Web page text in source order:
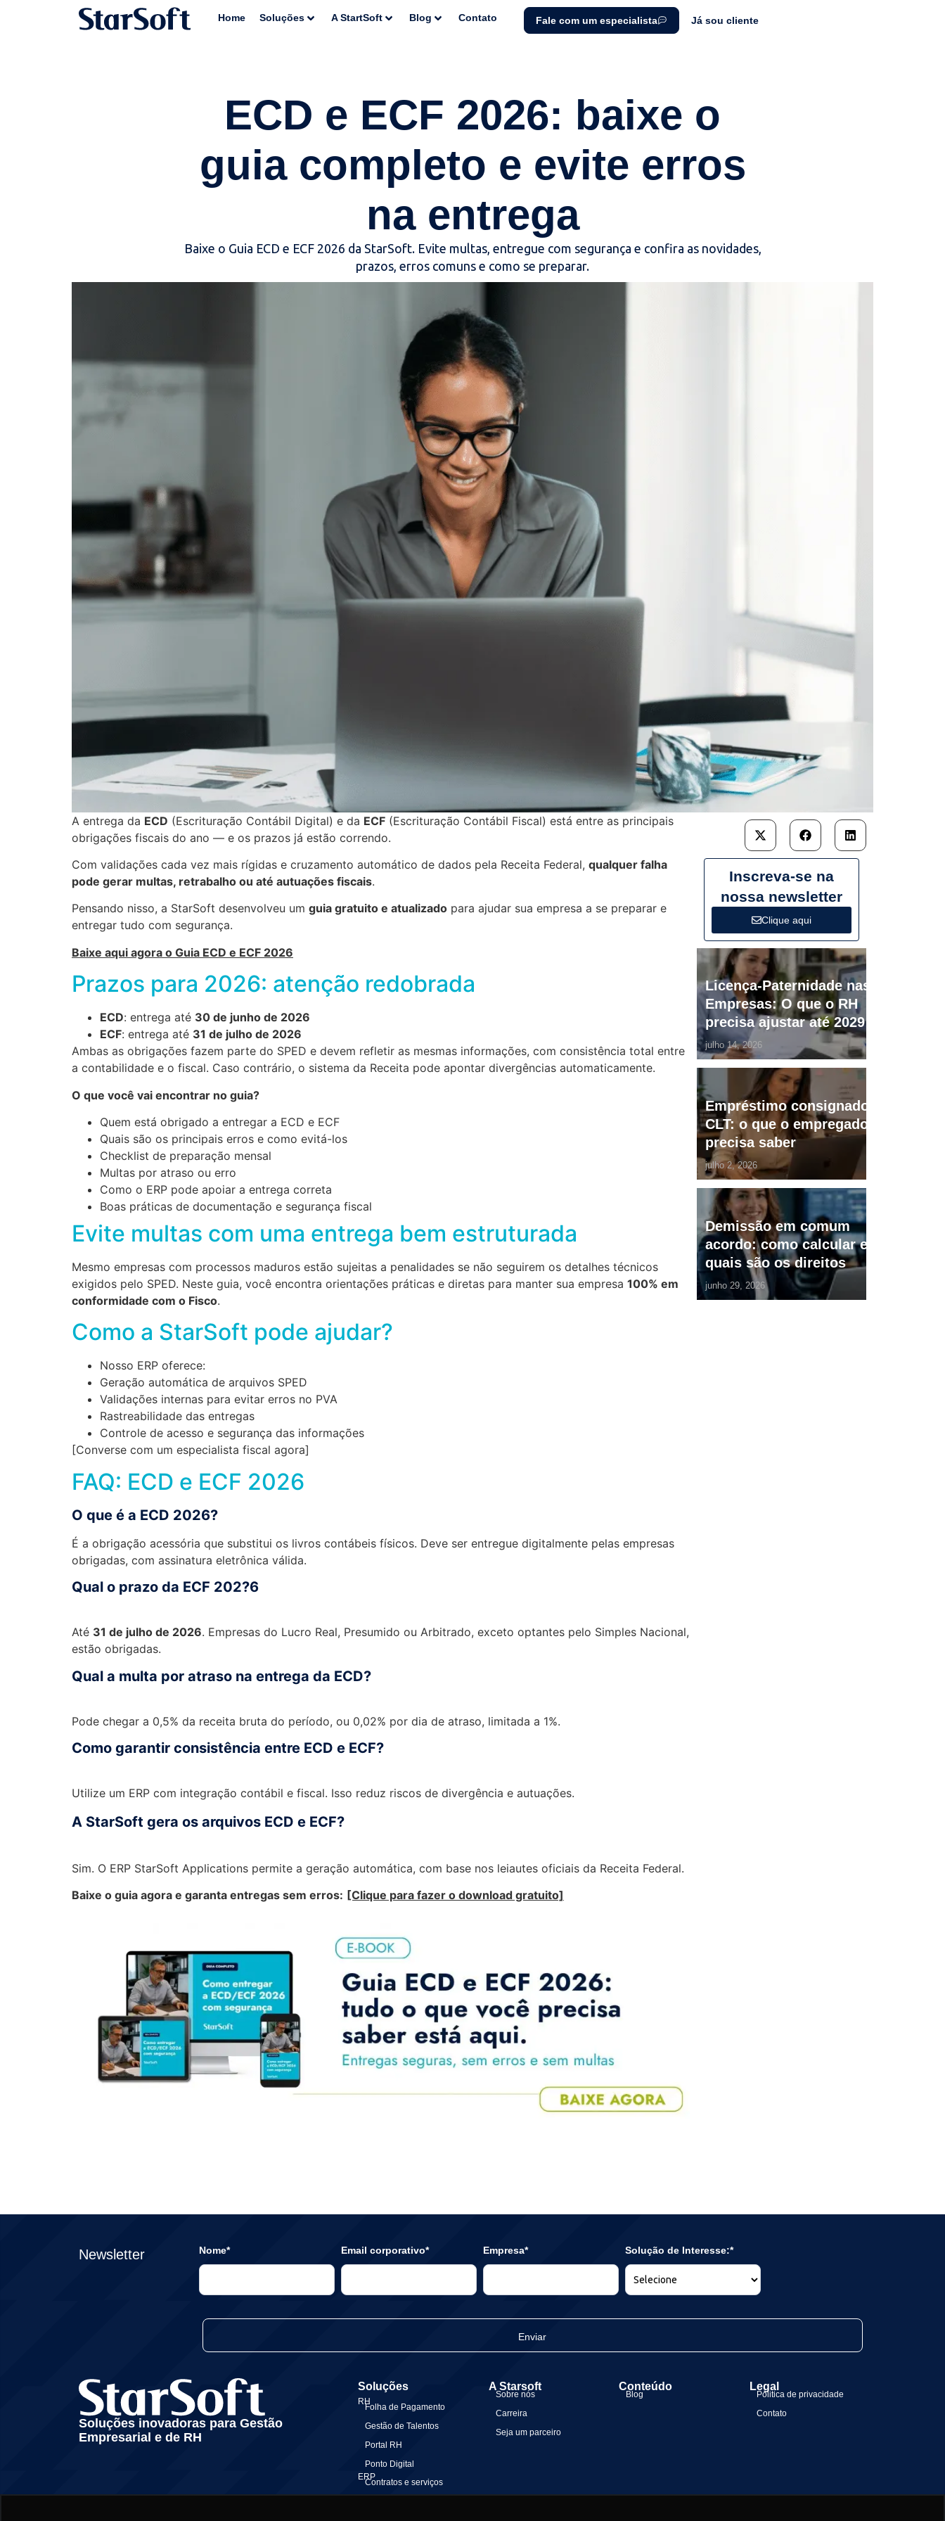
Home Soluções A StartSoft Blog Contato Fale com um especialista Já sou cliente
ECD e ECF 2026: baixe o
guia completo e evite erros
na entrega
Baixe o Guia ECD e ECF 2026 da StarSoft. Evite multas, entregue com segurança e confira as novidades,
prazos, erros comuns e como se preparar.
A entrega da ECD (Escrituração Contábil Digital) e da ECF (Escrituração Contábil Fiscal) está entre as principais
obrigações fiscais do ano — e os prazos já estão correndo.
Com validações cada vez mais rígidas e cruzamento automático de dados pela Receita Federal, qualquer falha
pode gerar multas, retrabalho ou até autuações fiscais.
Pensando nisso, a StarSoft desenvolveu um guia gratuito e atualizado para ajudar sua empresa a se preparar e
entregar tudo com segurança.
Baixe aqui agora o Guia ECD e ECF 2026
Prazos para 2026: atenção redobrada
ECD: entrega até 30 de junho de 2026
ECF: entrega até 31 de julho de 2026
Ambas as obrigações fazem parte do SPED e devem refletir as mesmas informações, com consistência total entre
a contabilidade e o fiscal. Caso contrário, o sistema da Receita pode apontar divergências automaticamente.
O que você vai encontrar no guia?
Quem está obrigado a entregar a ECD e ECF
Quais são os principais erros e como evitá-los
Checklist de preparação mensal
Multas por atraso ou erro
Como o ERP pode apoiar a entrega correta
Boas práticas de documentação e segurança fiscal
Evite multas com uma entrega bem estruturada
Mesmo empresas com processos maduros estão sujeitas a penalidades se não seguirem os detalhes técnicos
exigidos pelo SPED. Neste guia, você encontra orientações práticas e diretas para manter sua empresa 100% em
conformidade com o Fisco.
Como a StarSoft pode ajudar?
Nosso ERP oferece:
Geração automática de arquivos SPED
Validações internas para evitar erros no PVA
Rastreabilidade das entregas
Controle de acesso e segurança das informações
[Converse com um especialista fiscal agora]
FAQ: ECD e ECF 2026
O que é a ECD 2026?
É a obrigação acessória que substitui os livros contábeis físicos. Deve ser entregue digitalmente pelas empresas
obrigadas, com assinatura eletrônica válida.
Qual o prazo da ECF 202?6
Até 31 de julho de 2026. Empresas do Lucro Real, Presumido ou Arbitrado, exceto optantes pelo Simples Nacional,
estão obrigadas.
Qual a multa por atraso na entrega da ECD?
Pode chegar a 0,5% da receita bruta do período, ou 0,02% por dia de atraso, limitada a 1%.
Como garantir consistência entre ECD e ECF?
Utilize um ERP com integração contábil e fiscal. Isso reduz riscos de divergência e autuações.
A StarSoft gera os arquivos ECD e ECF?
Sim. O ERP StarSoft Applications permite a geração automática, com base nos leiautes oficiais da Receita Federal.
Baixe o guia agora e garanta entregas sem erros: [Clique para fazer o download gratuito]
Inscreva-se na
nossa newsletter
Clique aqui
Licença-Paternidade nas
Empresas: O que o RH
precisa ajustar até 2029
julho 14, 2026
Empréstimo consignado
CLT: o que o empregador
precisa saber
julho 2, 2026
Demissão em comum
acordo: como calcular e
quais são os direitos
junho 29, 2026
Newsletter Nome* Email corporativo* Empresa* Solução de Interesse:*
Enviar
Soluções inovadoras para Gestão
Empresarial e de RH
Soluções
RH
Folha de Pagamento
Gestão de Talentos
Portal RH
Ponto Digital
ERP
Contratos e serviços
A Starsoft
Sobre nós
Carreira
Seja um parceiro
Conteúdo
Blog
Legal
Politica de privacidade
Contato